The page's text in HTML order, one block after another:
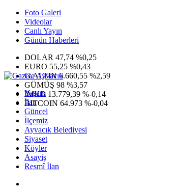
Foto Galeri
Videolar
Canlı Yayın
Günün Haberleri
DOLAR 47,74 %0,25
EURO 55,25 %0,43
G.ALTIN6.660,55 %2,59
GÜMÜŞ 98 %3,57
IMKB 13.779,39 %-0,14
BITCOIN 64.973 %-0,04
Yaşam
İlan
Güncel
İlçemiz
Ayvacık Belediyesi
Siyaset
Köyler
Asayiş
Resmî İlan